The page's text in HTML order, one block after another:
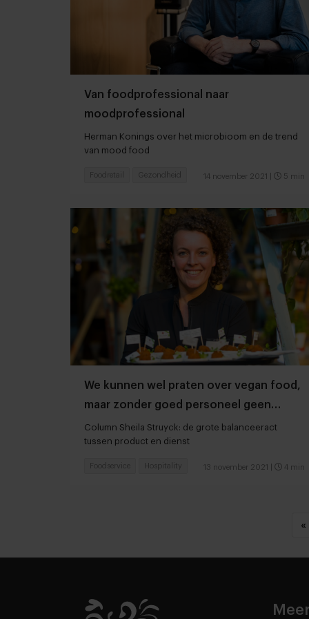
Van foodprofessional naar
moodprofessional
Herman Konings over het microbioom en de trend
van mood food
14 november 2021 5 min
Foodretail Gezondheid
We kunnen wel praten over vegan food,
maar zonder goed personeel geen
goede horeca
Column Sheila Struyck: de grote balanceeract
tussen product en dienst
13 november 2021 4 min
Foodservice Hospitality
«